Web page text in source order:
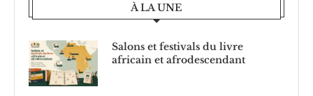
À LA UNE
Salons et festivals du livre
africain et afrodescendant